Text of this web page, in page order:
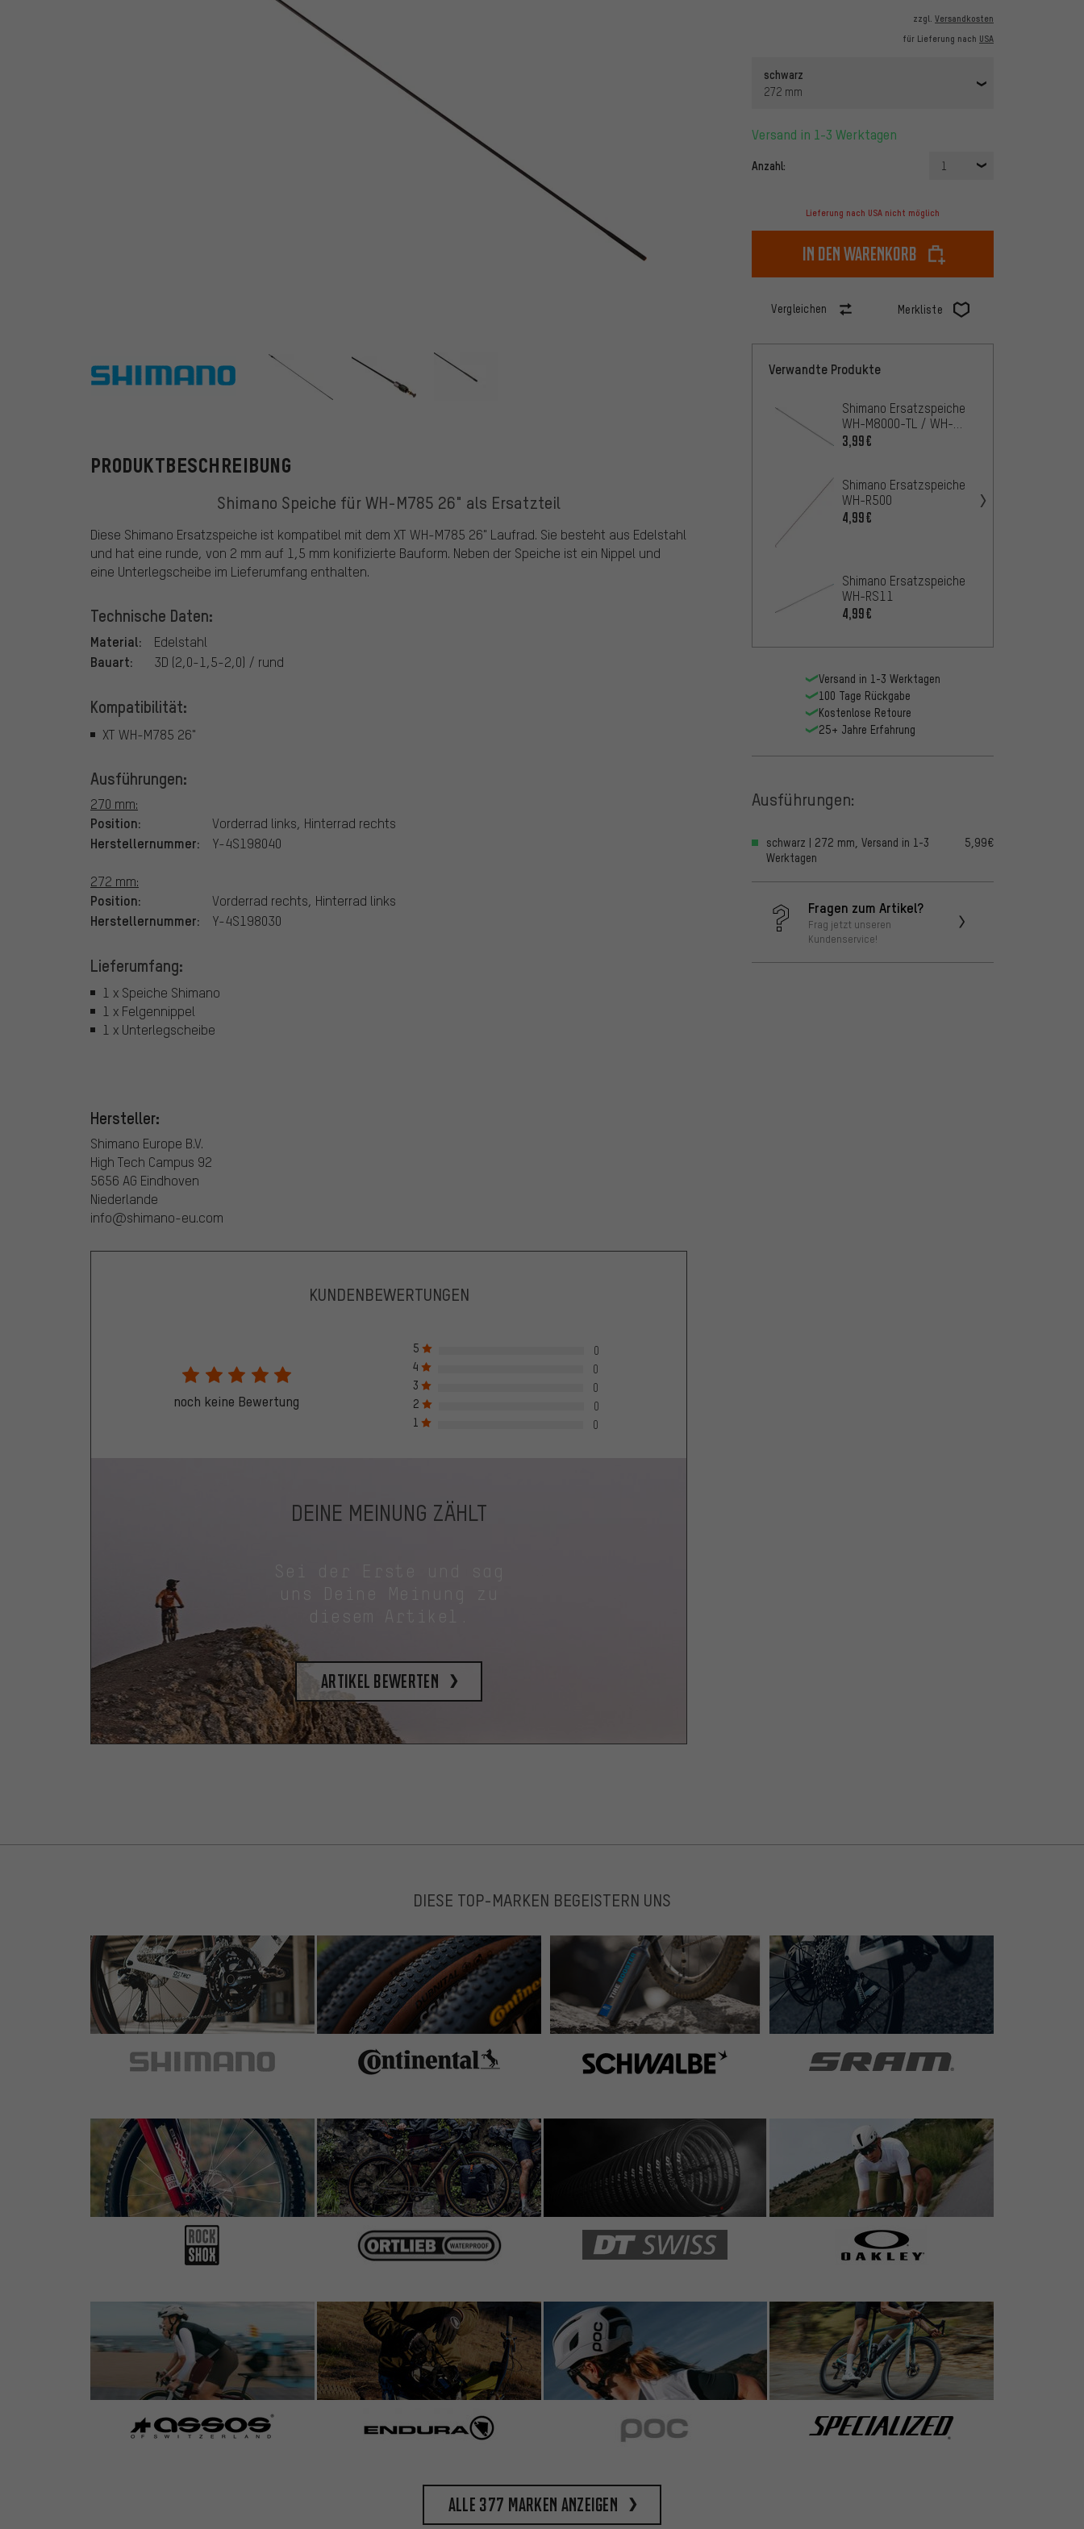
zzgl. Versandkosten
für Lieferung nach USA
schwarz
272 mm
Versand in 1-3 Werktagen
Anzahl: 1
Lieferung nach USA nicht möglich
In den Warenkorb
Vergleichen Merkliste
Shimano
PRODUKTBESCHREIBUNG
Shimano Speiche für WH-M785 26" als Ersatzteil
Diese Shimano Ersatzspeiche ist kompatibel mit dem XT WH-M785 26" Laufrad. Sie besteht aus Edelstahl
und hat eine runde, von 2 mm auf 1,5 mm konifizierte Bauform. Neben der Speiche ist ein Nippel und
eine Unterlegscheibe im Lieferumfang enthalten.
Technische Daten:
Material: Edelstahl
Bauart: 3D (2,0-1,5-2,0) / rund
Kompatibilität:
XT WH-M785 26"
Ausführungen:
270 mm:
Position: Vorderrad links, Hinterrad rechts
Herstellernummer: Y-4S198040
272 mm:
Position: Vorderrad rechts, Hinterrad links
Herstellernummer: Y-4S198030
Lieferumfang:
1 x Speiche Shimano
1 x Felgennippel
1 x Unterlegscheibe
Hersteller:
Shimano Europe B.V.
High Tech Campus 92
5656 AG Eindhoven
Niederlande
info@shimano-eu.com
Verwandte Produkte
Shimano Ersatzspeiche
WH-M8000-TL / WH-
M8020-TL 29"
3,99€
Shimano Ersatzspeiche
WH-R500
4,99€
Shimano Ersatzspeiche
WH-RS11
4,99€
Versand in 1-3 Werktagen
100 Tage Rückgabe
Kostenlose Retoure
25+ Jahre Erfahrung
Ausführungen:
schwarz | 272 mm, Versand in 1-3
Werktagen
5,99€
Fragen zum Artikel?
Frag jetzt unseren
Kundenservice!
KUNDENBEWERTUNGEN
noch keine Bewertung
5
0
4
0
3
0
2
0
1
0
DEINE MEINUNG ZÄHLT
uns Deine Meinung zu
diesem Artikel.
Artikel bewerten
DIESE TOP-MARKEN BEGEISTERN UNS
Alle 377 Marken anzeigen